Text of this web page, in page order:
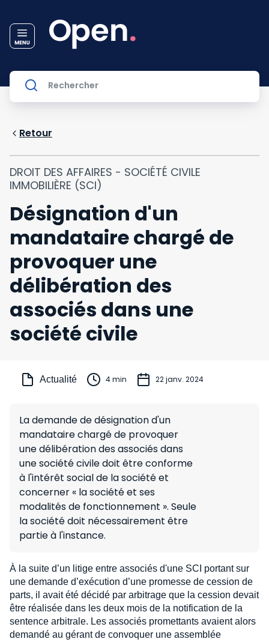
Retour
DROIT DES AFFAIRES - SOCIÉTÉ CIVILE
IMMOBILIÈRE (SCI)
Désignation d'un
mandataire chargé de
provoquer une
délibération des
associés dans une
société civile
Actualité 4 min 22 janv. 2024
La demande de désignation d'un
mandataire chargé de provoquer
une délibération des associés dans
une société civile doit être conforme
à l'intérêt social de la société et
concerner « la société et ses
modalités de fonctionnement ». Seule
la société doit nécessairement être
partie à l'instance.
À la suite d’un litige entre associés d'une SCI portant sur
une demande d’exécution d’une promesse de cession de
parts, il avait été décidé par arbitrage que la cession devait
être réalisée dans les deux mois de la notification de la
sentence arbitrale. Les associés promettants avaient alors
demandé au gérant de convoquer une assemblée